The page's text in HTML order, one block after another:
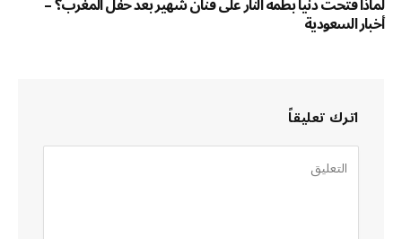
أخبار السعودية
اترك تعليقاً